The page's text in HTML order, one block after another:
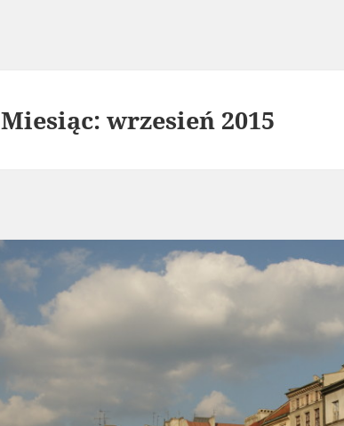
Miesiąc:wrzesień 2015